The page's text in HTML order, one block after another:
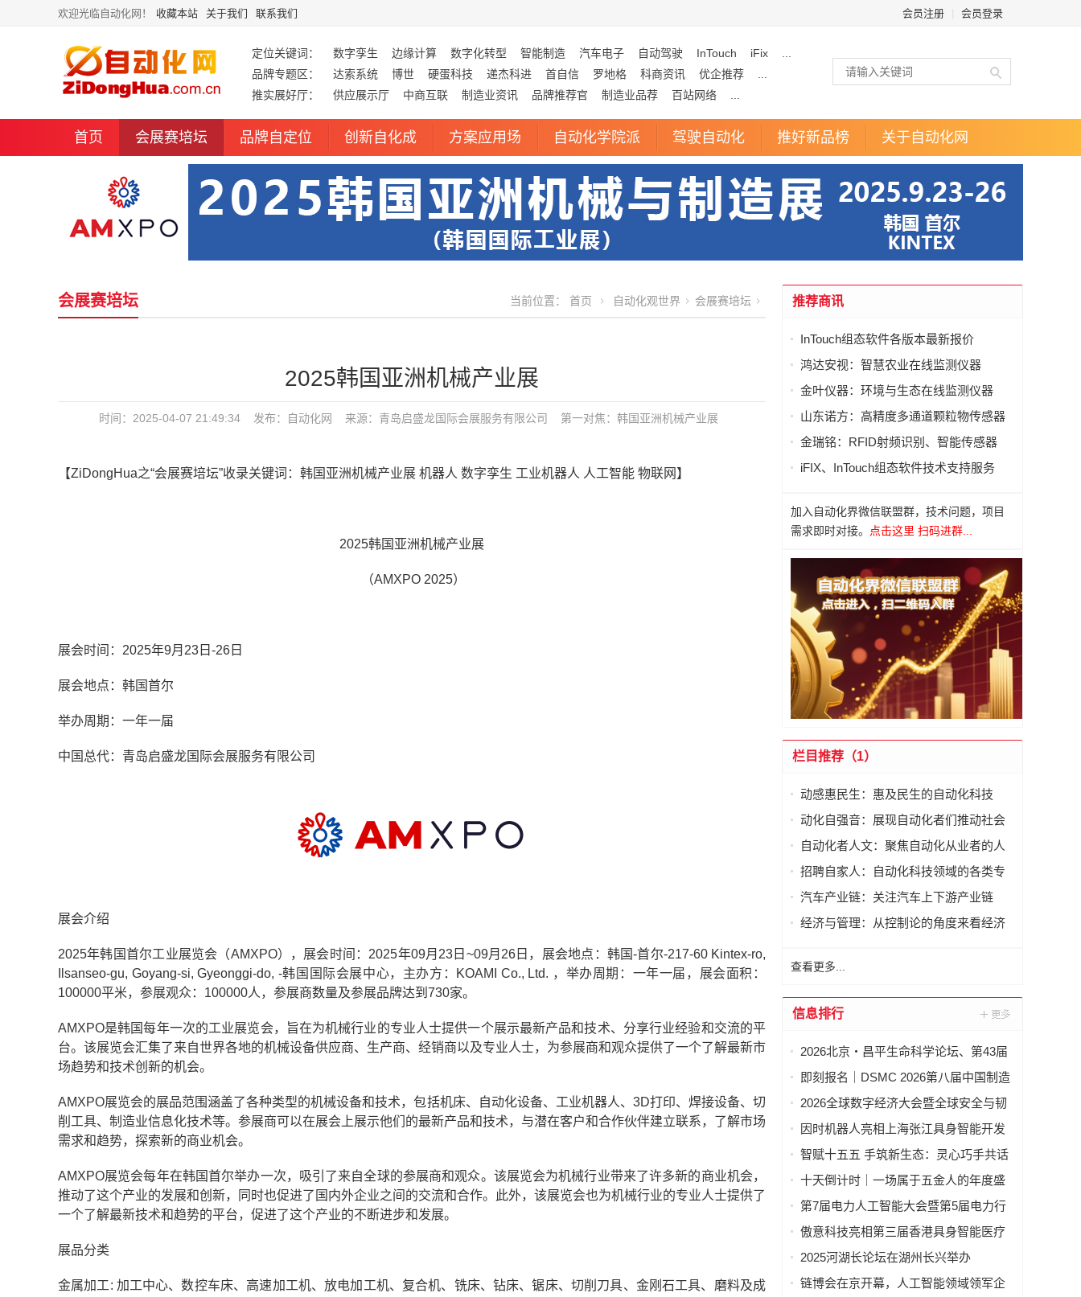
欢迎光临自动化网！ 收藏本站 关于我们 联系我们 会员注册 会员登录
定位关键词： 数字孪生 边缘计算 数字化转型 智能制造 汽车电子 自动驾驶 InTouch iFix
品牌专题区：
达索系统 博世 硬蛋科技 递杰科进 首自信 罗地格 科商资讯 优企推荐
推实展好厅：
供应展示厅 中商互联 制造业资讯 品牌推荐官 制造业品荐 百站网络
首页 会展赛培坛 品牌自定位 创新自化成 方案应用场 自动化学院派 驾驶自动化 推好新品榜 关于自动化网
会展赛培坛 当前位置： 首页 自动化观世界 会展赛培坛
2025韩国亚洲机械产业展
时间：2025-04-07 21:49:34 发布： 自动化网 来源：青岛启盛龙国际会展服务有限公司 第一对焦： 韩国亚洲机械产业展
【ZiDongHua之“会展赛培坛”收录关键词：韩国亚洲机械产业展 机器人 数字孪生 工业机器人 人工智能 物联网】
2025韩国亚洲机械产业展
（AMXPO 2025）
展会时间：2025年9月23日-26日
展会地点：韩国首尔
举办周期：一年一届
中国总代：青岛启盛龙国际会展服务有限公司
展会介绍
2025年韩国首尔工业展览会（AMXPO），展会时间：2025年09月23日~09月26日，展会地点：韩国-首尔-217-60 Kintex-ro,
Ilsanseo-gu, Goyang-si, Gyeonggi-do, -韩国国际会展中心，主办方：KOAMI Co., Ltd. ，举办周期：一年一届，展会面积：
100000平米，参展观众：100000人，参展商数量及参展品牌达到730家。
AMXPO是韩国每年一次的工业展览会，旨在为机械行业的专业人士提供一个展示最新产品和技术、分享行业经验和交流的平
台。该展览会汇集了来自世界各地的机械设备供应商、生产商、经销商以及专业人士，为参展商和观众提供了一个了解最新市
场趋势和技术创新的机会。
AMXPO展览会的展品范围涵盖了各种类型的机械设备和技术，包括机床、自动化设备、工业机器人、3D打印、焊接设备、切
削工具、制造业信息化技术等。参展商可以在展会上展示他们的最新产品和技术，与潜在客户和合作伙伴建立联系，了解市场
需求和趋势，探索新的商业机会。
AMXPO展览会每年在韩国首尔举办一次，吸引了来自全球的参展商和观众。该展览会为机械行业带来了许多新的商业机会，
推动了这个产业的发展和创新，同时也促进了国内外企业之间的交流和合作。此外，该展览会也为机械行业的专业人士提供了
一个了解最新技术和趋势的平台，促进了这个产业的不断进步和发展。
展品分类
金属加工: 加工中心、数控车床、高速加工机、放电加工机、复合机、铣床、钻床、锯床、切削刀具、金刚石工具、磨料及成
推荐商讯
InTouch组态软件各版本最新报价
鸿达安视：智慧农业在线监测仪器
金叶仪器：环境与生态在线监测仪器
山东诺方：高精度多通道颗粒物传感器
金瑞铭：RFID射频识别、智能传感器
iFIX、InTouch组态软件技术支持服务
加入自动化界微信联盟群，技术问题，项目
需求即时对接。
点击这里 扫码进群...
栏目推荐（1）
动感惠民生：惠及民生的自动化科技
动化自强音：展现自动化者们推动社会
进步发出的响亮声音
自动化者人文：聚焦自动化从业者的人
文思考
招聘自家人：自动化科技领域的各类专
家及人才需求资讯
汽车产业链：关注汽车上下游产业链
经济与管理：从控制论的角度来看经济
查看更多...
信息排行
2026北京・昌平生命科学论坛、第43届
全国医药工业信息年会在京开幕
即刻报名｜DSMC 2026第八届中国制造
业&新能源数智峰会全新启程！
2026全球数字经济大会暨全球安全与韧
性经济AI论坛在京隆重召开
因时机器人亮相上海张江具身智能开发
者大会
智赋十五五 手筑新生态：灵心巧手共话
具身智能新基建
十天倒计时｜一场属于五金人的年度盛
会，即将启幕！
第7届电力人工智能大会暨第5届电力行
业数字化转型大会，10月相约杭州！
傲意科技亮相第三届香港具身智能医疗
科技论坛，共同探讨医疗科技企业出海
2025河湖长论坛在湖州长兴举办
链博会在京开幕，人工智能领域领军企